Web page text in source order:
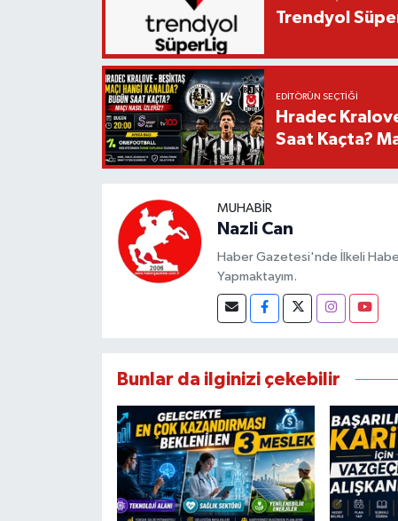
Trendyol
EDITÖRÜN SEÇTIĞI
Hradec
Saat Kaçta?
MUHABIR
Nazli Can
Haber Gazetesi'nde İlkeli
Yapmaktayım.
Bunlar da ilginizi çekebilir